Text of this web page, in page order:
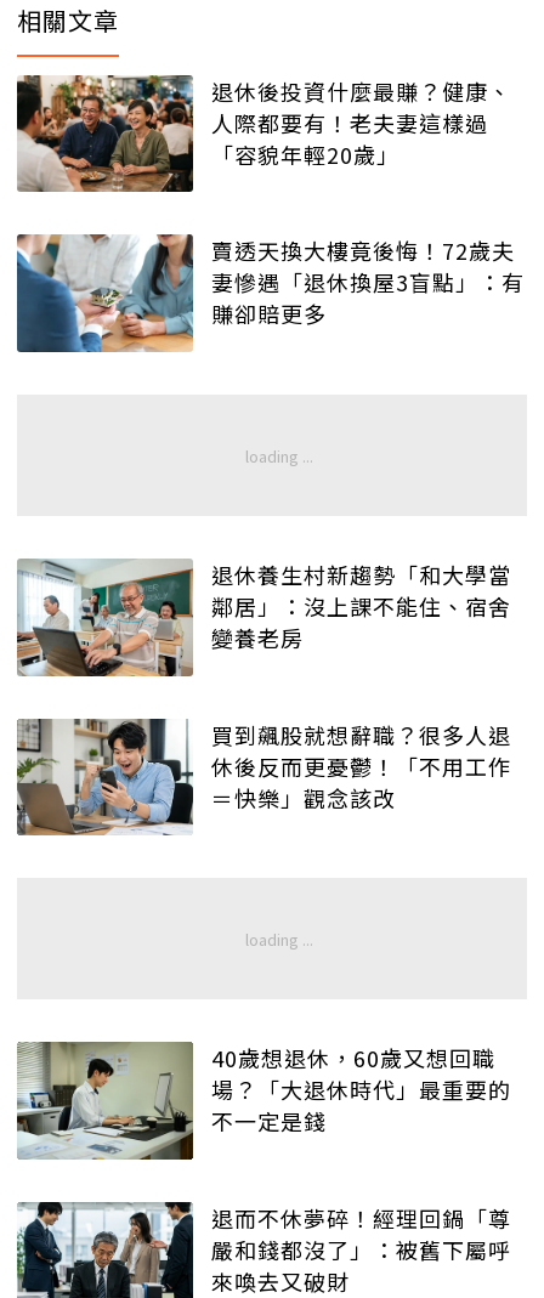
相關文章
退休後投資什麼最賺？健康、
人際都要有！老夫妻這樣過
「容貌年輕20歲」
賣透天換大樓竟後悔！72歲夫
妻慘遇「退休換屋3盲點」：有
賺卻賠更多
退休養生村新趨勢「和大學當
鄰居」：沒上課不能住、宿舍
變養老房
買到飆股就想辭職？很多人退
休後反而更憂鬱！「不用工作
＝快樂」觀念該改
40歲想退休，60歲又想回職
場？「大退休時代」最重要的
不一定是錢
退而不休夢碎！經理回鍋「尊
嚴和錢都沒了」：被舊下屬呼
來喚去又破財